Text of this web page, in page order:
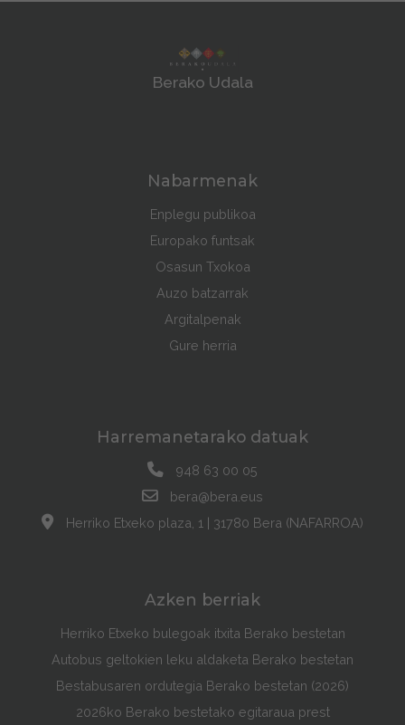
Berako Udala
Nabarmenak
Enplegu publikoa
Europako funtsak
Osasun Txokoa
Auzo batzarrak
Argitalpenak
Gure herria
Harremanetarako datuak
948 63 00 05
bera@bera.eus
Herriko Etxeko plaza, 1 | 31780 Bera (NAFARROA)
Azken berriak
Herriko Etxeko bulegoak itxita Berako bestetan
Autobus geltokien leku aldaketa Berako bestetan
Bestabusaren ordutegia Berako bestetan (2026)
2026ko Berako bestetako egitaraua prest